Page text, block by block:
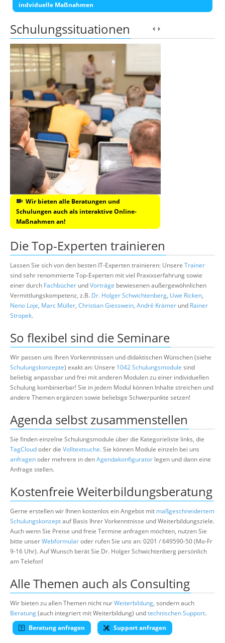
indviduelle Maßnahmen
Schulungssituationen
Wir bieten alle Beratungen und
Schulungen auch als interaktive Online-
Maßnahmen an!
Die Top-Experten trainieren
Lassen Sie sich von den besten IT-Experten trainieren: Unsere Trainer
sind sehr renommierte Top-Experten mit viel Praxixserfahrung sowie
einer durch Fachbücher undVorträge bewiesenen außergewöhnlichen
Vermittlungskompetenz, z.B. Dr. Holger Schwichtenberg, Uwe Ricken,
Neno Loje, Marc Müller, Christian Giesswein, André Krämer und Rainer
Stropek.
So flexibel sind die Seminare
Wir passen uns Ihren Vorkenntnissen und didaktischen Wünschen (siehe
Schulungskonzepte) exakt an: Unsere 1042 Schulungsmodule sind
beliebig anpassbar und frei mit anderen Modulen zu einer individuellen
Schulung kombinierbar! Sie in jedem Modul können Inhalte streichen und
andere Themen ergänzen sowie beliebige Schwerpunkte setzen!
Agenda selbst zusammenstellen
Sie finden einzelne Schulungsmodule über die Kategorieliste links, die
TagCloudoder die Volltextsuche. Sie können Module einzeln bei uns
anfragenoder mehrere in denAgendakonfigurator legen und dann eine
Anfrage stellen.
Kostenfreie Weiterbildungsberatung
Gerne erstellen wir Ihnen kostenlos ein Angebot mit maßgeschneidertem
Schulungskonzeptauf Basis Ihrer Vorkenntnisse und Weiterbildungsziele.
Auch wenn Sie Preise und freie Termine anfragen möchten, nutzen Sie
bitte unserWebformularoder rufen Sie uns an: 0201 / 649590-50 (Mo-Fr
9-16 Uhr). Auf Wunsch berät Sie Dr. Holger Schwichtenberg persönlich
am Telefon!
Alle Themen auch als Consulting
Wir bieten zu allen Themen nicht nurWeiterbildung, sondern auch
Beratung(auch integriert mit Weiterbildung) undtechnischen Support.
Beratung anfragen
Support anfragen